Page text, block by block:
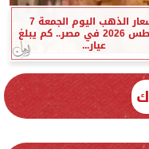
أسعار الذهب اليوم الجمعة 7
أغسطس 2026 في مصر.. كم يبلغ
عيار...